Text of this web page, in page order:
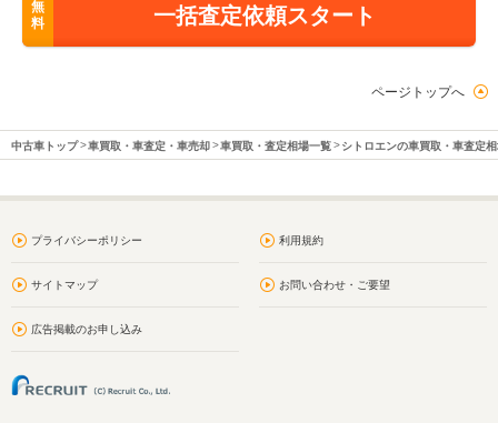
無
料
一括査定依頼スタート
ページトップへ
中古車トップ 車買取・車査定・車売却 車買取・査定相場一覧 シトロエンの車買取・車査定
プライバシーポリシー 利用規約
サイトマップ お問い合わせ・ご要望
広告掲載のお申し込み